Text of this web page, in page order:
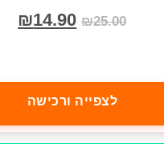
₪25.00
₪14.90
לצפייה ורכישה